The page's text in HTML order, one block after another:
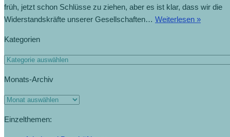
früh, jetzt schon Schlüsse zu ziehen, aber es ist klar, dass wir die
Widerstandskräfte unserer Gesellschaften… Weiterlesen »NATO-
nächste
Kategorien
Kategorien
Monats-Archiv
Monats-
Einzelthemen: